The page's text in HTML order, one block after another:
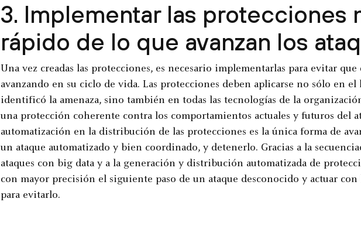
3. Implementar las protecciones
rápido de lo que avanzan los
Una vez creadas las protecciones, es necesario implementarlas para evitar que
avanzando en su ciclo de vida. Las protecciones deben aplicarse no sólo en el
identificó la amenaza, sino también en todas las tecnologías de la
una protección coherente contra los comportamientos actuales y futuros del
automatización en la distribución de las protecciones es la única forma de
un ataque automatizado y bien coordinado, y detenerlo. Gracias a la
ataques con big data y a la generación y distribución automatizada de
con mayor precisión el siguiente paso de un ataque desconocido y actuar
para evitarlo.